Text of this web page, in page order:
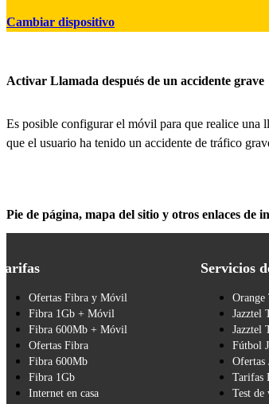
Cambiar dispositivo
Activar Llamada después de un accidente grave
Es posible configurar el móvil para que realice una
que el usuario ha tenido un accidente de tráfico
Pie de página, mapa del sitio y otros enlaces de
Ofertas Fibra y Móvil
Fibra 1Gb + Móvil
Fibra 600Mb + Móvil
Ofertas Fibra
Fibra 600Mb
Fibra 1Gb
Internet en casa
Servicios
Jazztel
Jazztel
Fútbol
Ofertas
Tarifas
Test de